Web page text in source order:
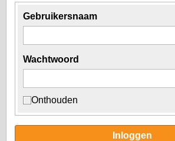
Gebruikersnaam
Wachtwoord
Onthouden
Inloggen